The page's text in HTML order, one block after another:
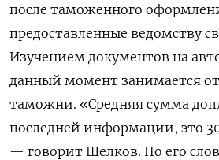
после таможенного
предоставленные ведомству
Изучением документов на
данный момент занимается
таможни. «Средняя сумма
последней информации, это
— говорит Шелков. По его